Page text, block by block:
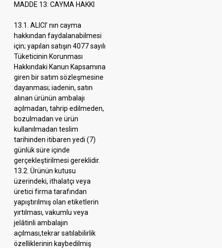
MADDE 13: CAYMA HAKKI
13.1. ALICI’ nın cayma
hakkından faydalanabilmesi
için; yapılan satışın 4077 sayılı
Tüketicinin Korunması
Hakkındaki Kanun Kapsamına
giren bir satım sözleşmesine
dayanması; iadenin, satın
alınan ürünün ambalajı
açılmadan, tahrip edilmeden,
bozulmadan ve ürün
kullanılmadan teslim
tarihinden itibaren yedi (7)
günlük süre içinde
gerçekleştirilmesi gereklidir.
13.2. Ürünün kutusu
üzerindeki, ithalatçı veya
üretici firma tarafından
yapıştırılmış olan etiketlerin
yırtılması, vakumlu veya
jelâtinli ambalajın
açılması,tekrar satılabilirlik
özelliklerinin kaybedilmiş